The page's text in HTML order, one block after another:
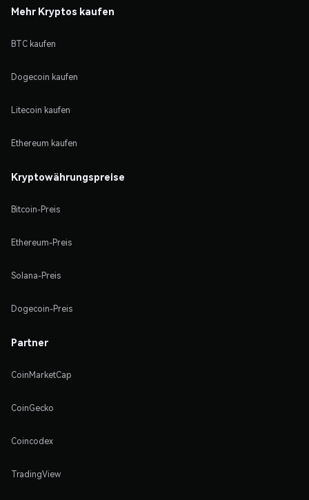
Mehr Kryptos kaufen
BTC kaufen
Dogecoin kaufen
Litecoin kaufen
Ethereum kaufen
Kryptowährungspreise
Bitcoin-Preis
Ethereum-Preis
Solana-Preis
Dogecoin-Preis
Partner
CoinMarketCap
CoinGecko
Coincodex
TradingView